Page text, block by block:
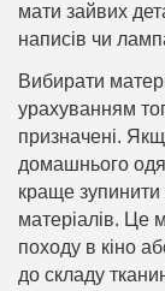
мати зайвих
написів чи
Вибирати
урахуванням
призначені.
домашнього
краще зупинити
матеріалів. Це
походу в кіно
до складу